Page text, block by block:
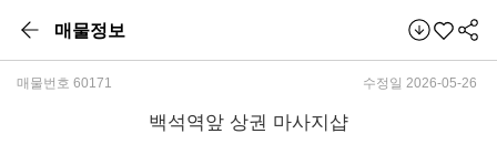
매물정보
매물번호 60171 수정일 2026-05-26
백석역앞 상권 마사지샵